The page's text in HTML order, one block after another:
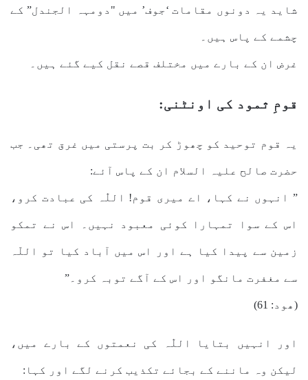
شاید یہ دونوں مقامات ‘جوف’ میں "دومہہ الجندل” کے
چشمے کے پاس ہیں۔
غرض ان کے بارے میں مختلف قصے نقل کیے گئے ہیں۔
قومِ ثمود کی اونٹنی:
یہ قوم توحید کو چھوڑ کر بت پرستی میں غرق تھی۔ جب
حضرت صالح علیہ السلام ان کے پاس آئے:
” انہوں نے کہا، اے میری قوم! اللّٰہ کی عبادت کرو،
اس کے سوا تمہارا کوئی معبود نہیں۔ اس نے تمکو
زمین سے پیدا کیا ہے اور اس میں آباد کیا تو اللّہ
سے مغفرت مانگو اور اس کے آگے توبہ کرو۔”
(ھود: 61)
اور انہیں بتایا اللّٰہ کی نعمتوں کے بارے میں،
لیکن وہ ماننے کے بجائے تکذیب کرنے لگے اور کہا: